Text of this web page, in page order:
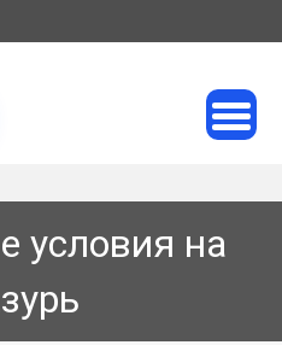
условия на